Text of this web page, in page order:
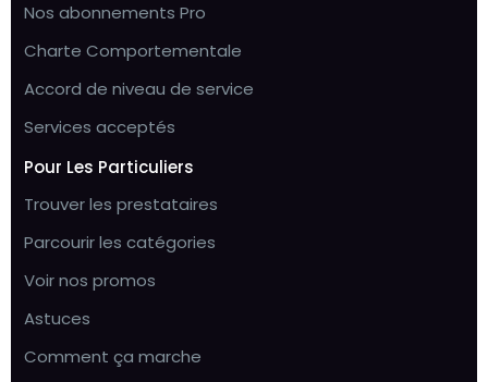
Nos abonnements Pro
Charte Comportementale
Accord de niveau de service
Services acceptés
Pour Les Particuliers
Trouver les prestataires
Parcourir les catégories
Voir nos promos
Astuces
Comment ça marche